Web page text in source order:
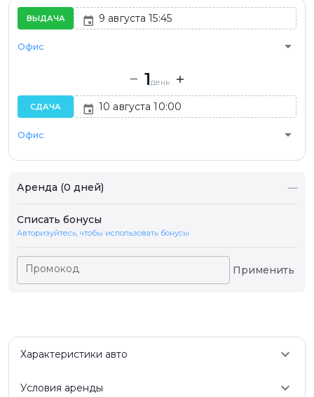
ВЫДАЧА
Офис arrow_drop_down
1день
СДАЧА
Офис arrow_drop_down
Аренда (0 дней) —
Списать бонусы
Авторизуйтесь, чтобы использовать бонусы
Промокод Применить
Характеристики авто keyboard_arrow_down
Условия аренды keyboard_arrow_down